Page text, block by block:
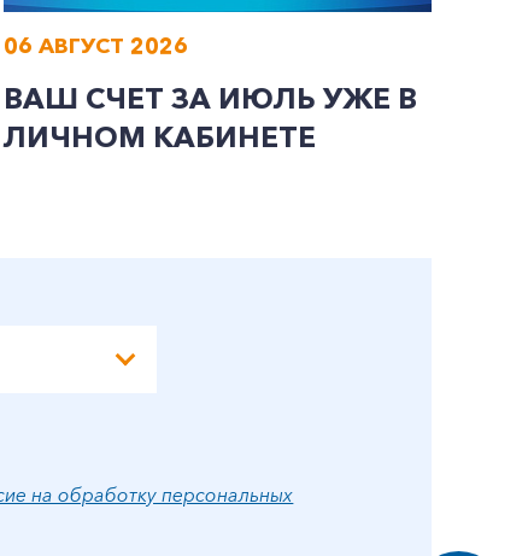
06 АВГУСТ 2026
ВАШ СЧЕТ ЗА ИЮЛЬ УЖЕ В
ЛИЧНОМ КАБИНЕТЕ
на обработку персональных